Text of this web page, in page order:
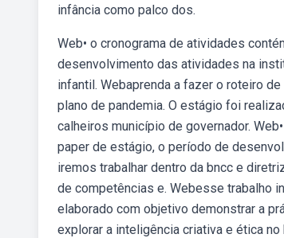
infância como palco dos.
Web• o cronograma de atividades
desenvolvimento das atividades na
infantil. Webaprenda a fazer o roteiro
plano de pandemia. O estágio foi
calheiros município de governador.
paper de estágio, o período de
iremos trabalhar dentro da bncc e
de competências e. Webesse trabalho
elaborado com objetivo demonstrar a
explorar a inteligência criativa e ética